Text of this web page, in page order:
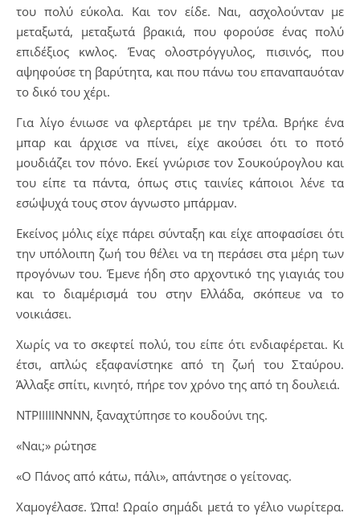
του πολύ εύκολα. Και τον είδε. Ναι, ασχολούνταν με
μεταξωτά, μεταξωτά βρακιά, που φορούσε ένας πολύ
επιδέξιος κwλoς. Ένας ολοστρόγγυλος, πισινός, που
αψηφούσε τη βαρύτητα, και που πάνω του επαναπαυόταν
το δικό του χέρι.
Για λίγο ένιωσε να φλερτάρει με την τρέλα. Βρήκε ένα
μπαρ και άρχισε να πίνει, είχε ακούσει ότι το ποτό
μουδιάζει τον πόνο. Εκεί γνώρισε τον Σουκούρογλου και
του είπε τα πάντα, όπως στις ταινίες κάποιοι λένε τα
εσώψυχά τους στον άγνωστο μπάρμαν.
Εκείνος μόλις είχε πάρει σύνταξη και είχε αποφασίσει ότι
την υπόλοιπη ζωή του θέλει να τη περάσει στα μέρη των
προγόνων του. Έμενε ήδη στο αρχοντικό της γιαγιάς του
και το διαμέρισμά του στην Ελλάδα, σκόπευε να το
νοικιάσει.
Χωρίς να το σκεφτεί πολύ, του είπε ότι ενδιαφέρεται. Κι
έτσι, απλώς εξαφανίστηκε από τη ζωή του Σταύρου.
Άλλαξε σπίτι, κινητό, πήρε τον χρόνο της από τη δουλειά.
ΝΤΡΙΙΙΙΙΝΝΝΝ, ξαναχτύπησε το κουδούνι της.
«Ναι;» ρώτησε
«Ο Πάνος από κάτω, πάλι», απάντησε ο γείτονας.
Χαμογέλασε. Ώπα! Ωραίο σημάδι μετά το γέλιο νωρίτερα.